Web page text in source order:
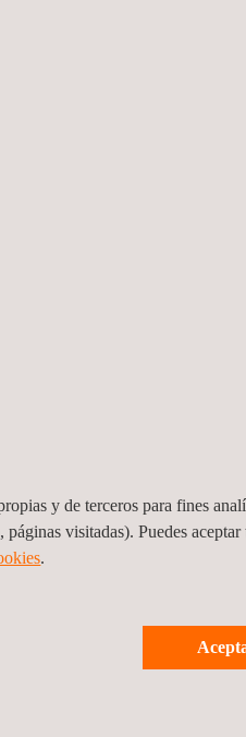
Ensayos No
y de terceros para fines
visitadas). Puedes
. ​